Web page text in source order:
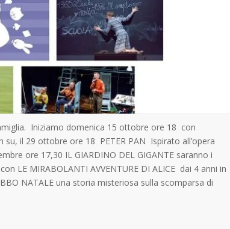
Iniziamo domenica 15 ottobre ore 18 con
su, il 29 ottobre ore 18 PETER PAN Ispirato all’opera
ore 17,30 IL GIARDINO DEL GIGANTE saranno i
LE MIRABOLANTI AVVENTURE DI ALICE dai 4 anni in
NATALE una storia misteriosa sulla scomparsa di